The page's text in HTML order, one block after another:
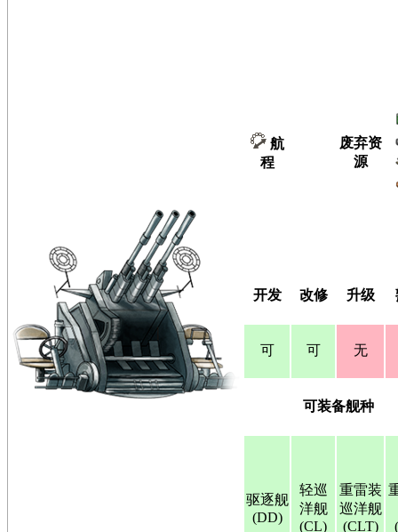
航
程
废弃资
源
开发 改修 升级
可 可 无
可装备舰种
驱逐舰
(DD)
轻巡
洋舰
(CL)
重雷装
巡洋舰
(CLT)